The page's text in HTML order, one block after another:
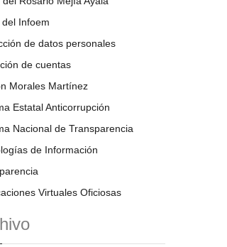
del Infoem
de datos personales
de cuentas
Morales Martínez
Estatal Anticorrupción
Nacional de Transparencia
de Información
Virtuales Oficiosas